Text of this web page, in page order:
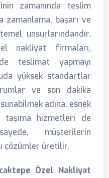
zamanında teslim
zamanlama, başarı ve
unsurlarındandır.
nakliyat firmaları,
teslimat yapmayı
yüksek standartlar
ve son dakika
adına, esnek
hizmetleri de
müşterilerin
çözümler üretilir.
Özel Nakliyat